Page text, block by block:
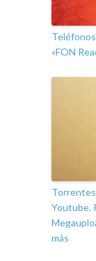
«FON
Youtube,
más